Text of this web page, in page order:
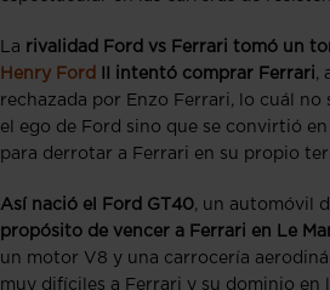
La rivalidad Ford vs Ferrari tomó un
Henry Ford
II intentó comprar Ferrari,
rechazada por Enzo Ferrari, lo cuál no
el ego de Ford sino que se convirtió
para derrotar a Ferrari en su propio
Así nació el Ford GT40, un automóvil
propósito de vencer a Ferrari en Le
un motor V8 y una carrocería
muy difíciles a Ferrari y su dominio en